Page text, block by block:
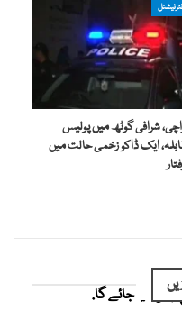
شرافی گوٹھ میں پولیس
ایک ڈاکو زخمی حالت میں
کیا جائے گا.